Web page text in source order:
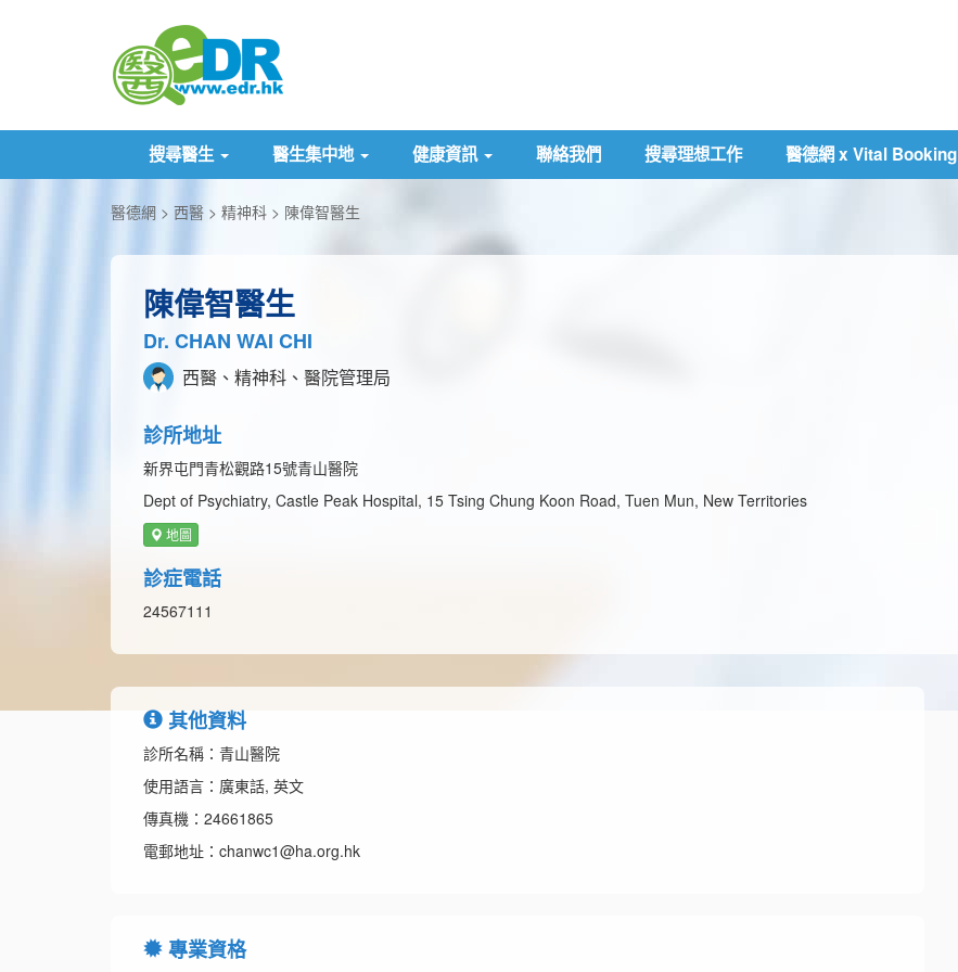
搜尋醫生 醫生集中地 健康資訊 聯絡我們 搜尋理想工作 醫德網 x Vital Booking
醫德網 西醫 精神科 陳偉智醫生
陳偉智醫生
Dr. CHAN WAI CHI
西醫、精神科、醫院管理局
診所地址
新界屯門青松觀路15號青山醫院
Dept of Psychiatry, Castle Peak Hospital, 15 Tsing Chung Koon Road, Tuen Mun, New Territories
地圖
診症電話
24567111
其他資料
診所名稱：青山醫院
使用語言：廣東話, 英文
傳真機：24661865
電郵地址：chanwc1@ha.org.hk
專業資格